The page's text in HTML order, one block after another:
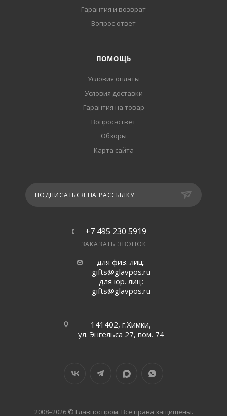
Гарантия и возврат
Вопрос-ответ
ПОМОЩЬ
Условия оплаты
Условия доставки
Гарантия на товар
Вопрос-ответ
Обзоры
Карта сайта
ПОДПИСАТЬСЯ НА РАССЫЛКУ
+7 495 230 5919
ЗАКАЗАТЬ ЗВОНОК
для физ. лиц:
gifts@glavpos.ru
для юр. лиц:
gifts@glavpos.ru
141402, г.Химки,
ул. Энгельса 27, пом. 74
2008–2026 © Главпоспром. Все права защищены.